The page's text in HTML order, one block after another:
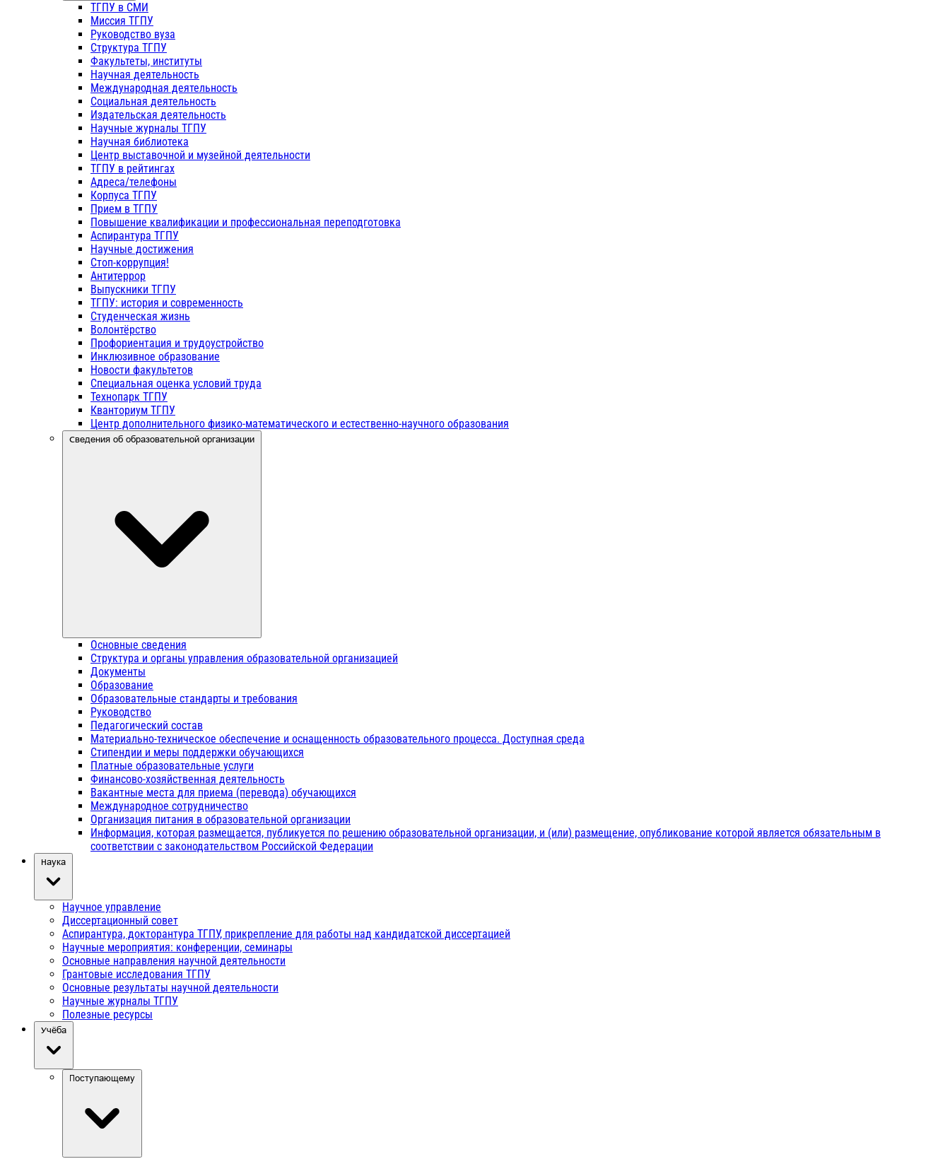
ТГПУ в СМИ
Миссия ТГПУ
Руководство вуза
Структура ТГПУ
Факультеты, институты
Научная деятельность
Международная деятельность
Социальная деятельность
Издательская деятельность
Научные журналы ТГПУ
Научная библиотека
Центр выставочной и музейной деятельности
ТГПУ в рейтингах
Адреса/телефоны
Корпуса ТГПУ
Прием в ТГПУ
Повышение квалификации и профессиональная переподготовка
Аспирантура ТГПУ
Научные достижения
Стоп-коррупция!
Антитеррор
Выпускники ТГПУ
ТГПУ: история и современность
Студенческая жизнь
Волонтёрство
Профориентация и трудоустройство
Инклюзивное образование
Новости факультетов
Специальная оценка условий труда
Технопарк ТГПУ
Кванториум ТГПУ
Центр дополнительного физико-математического и естественно-научного образования
Сведения об образовательной организации
Основные сведения
Структура и органы управления образовательной организацией
Документы
Образование
Образовательные стандарты и требования
Руководство
Педагогический состав
Материально-техническое обеспечение и оснащенность образовательного процесса. Доступная среда
Стипендии и меры поддержки обучающихся
Платные образовательные услуги
Финансово-хозяйственная деятельность
Вакантные места для приема (перевода) обучающихся
Международное сотрудничество
Организация питания в образовательной организации
Информация, которая размещается, публикуется по решению образовательной организации, и (или) размещение, опубликование которой является обязательным в
соответствии с законодательством Российской Федерации
Наука
Научное управление
Диссертационный совет
Аспирантура, докторантура ТГПУ, прикрепление для работы над кандидатской диссертацией
Научные мероприятия: конференции, семинары
Основные направления научной деятельности
Грантовые исследования ТГПУ
Основные результаты научной деятельности
Научные журналы ТГПУ
Полезные ресурсы
Учёба
Поступающему